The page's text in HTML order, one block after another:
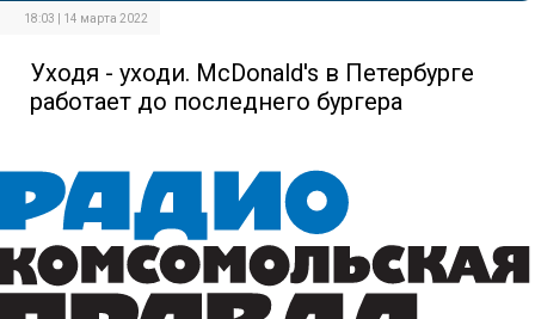
18:03 | 14 марта 2022
Уходя - уходи. McDonald's в Петербурге
работает до последнего бургера